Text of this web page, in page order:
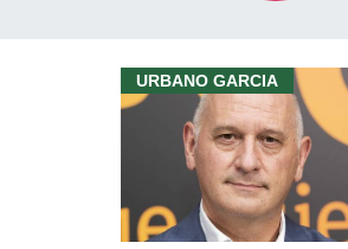
URBANO GARCIA